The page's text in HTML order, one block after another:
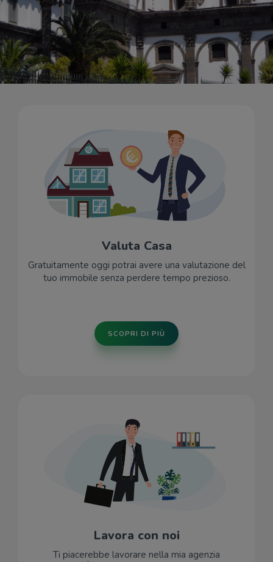
Valuta Casa
Gratuitamente oggi potrai avere una valutazione del
tuo immobile senza perdere tempo prezioso.
SCOPRI DI PIÙ
Lavora con noi
Ti piacerebbe lavorare nella mia agenzia